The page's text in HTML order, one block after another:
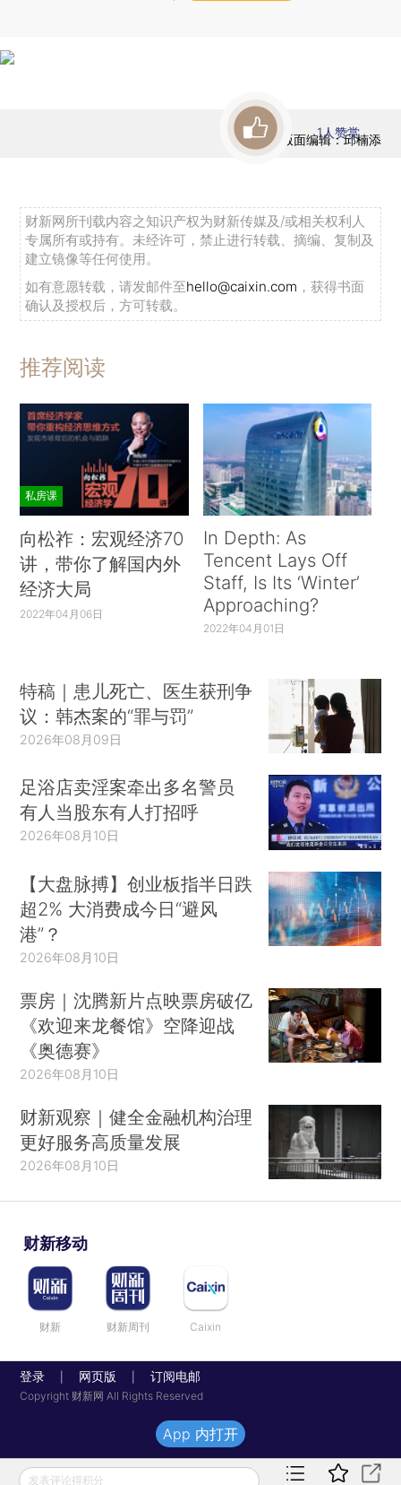
版面编辑：邱楠添
1人赞赏
财新网所刊载内容之知识产权为财新传媒及/或相关权利人
专属所有或持有。未经许可，禁止进行转载、摘编、复制及
建立镜像等任何使用。
如有意愿转载，请发邮件至hello@caixin.com ，获得书面
确认及授权后，方可转载。
推荐阅读
私房课
向松祚：宏观经济70
讲，带你了解国内外
经济大局
2022年04月06日
In Depth: As
Tencent Lays Off
Staff, Is Its ‘Winter’
Approaching?
2022年04月01日
特稿｜患儿死亡、医生获刑争
议：韩杰案的“罪与罚”
2026年08月09日
足浴店卖淫案牵出多名警员
有人当股东有人打招呼
2026年08月10日
【大盘脉搏】创业板指半日跌
超2% 大消费成今日“避风
港”？
2026年08月10日
票房｜沈腾新片点映票房破亿
《欢迎来龙餐馆》空降迎战
《奥德赛》
2026年08月10日
财新观察｜健全金融机构治理
更好服务高质量发展
2026年08月10日
财新移动
财新 财新周刊 Caixin
登录 网页版 订阅电邮
Copyright 财新网 All Rights Reserved
发表评论得积分
App 内打开